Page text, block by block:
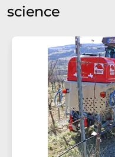
science